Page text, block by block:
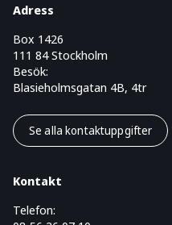
Adress
Box 1426
111 84 Stockholm
Besök:
Blasieholmsgatan 4B, 4tr
Se alla kontaktuppgifter
Kontakt
Telefon: